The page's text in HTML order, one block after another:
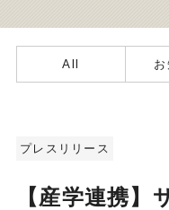
All
プレスリリース
【産学連携】